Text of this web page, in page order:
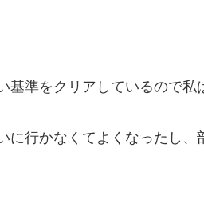
準をクリアしているので私
行かなくてよくなったし、